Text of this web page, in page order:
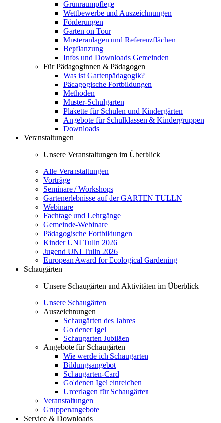
Grünraumpflege
Wettbewerbe und Auszeichnungen
Förderungen
Garten on Tour
Musteranlagen und Referenzflächen
Bepflanzung
Infos und Downloads Gemeinden
Für Pädagoginnen & Pädagogen
Was ist Gartenpädagogik?
Pädagogische Fortbildungen
Methoden
Muster-Schulgarten
Plakette für Schulen und Kindergärten
Angebote für Schulklassen & Kindergruppen
Downloads
Veranstaltungen
Unsere Veranstaltungen im Überblick
Alle Veranstaltungen
Vorträge
Seminare / Workshops
Gartenerlebnisse auf der GARTEN TULLN
Webinare
Fachtage und Lehrgänge
Gemeinde-Webinare
Pädagogische Fortbildungen
Kinder UNI Tulln 2026
Jugend UNI Tulln 2026
European Award for Ecological Gardening
Schaugärten
Unsere Schaugärten und Aktivitäten im Überblick
Unsere Schaugärten
Auszeichnungen
Schaugärten des Jahres
Goldener Igel
Schaugarten Jubiläen
Angebote für Schaugärten
Wie werde ich Schaugarten
Bildungsangebot
Schaugarten-Card
Goldenen Igel einreichen
Unterlagen für Schaugärten
Veranstaltungen
Gruppenangebote
Service & Downloads